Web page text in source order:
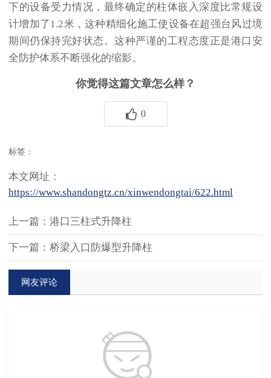
下的设备受力情况，最终确定的柱体嵌入深度比常规设
计增加了1.2米，这种精细化施工使设备在超强台风过境
期间仍保持完好状态。这种严谨的工程态度正是港口安
全防护体系不断强化的缩影。
你觉得这篇文章怎么样？
0
标签：
本文网址：
https://www.shandongtz.cn/xinwendongtai/622.html
上一篇：港口三柱式升降柱
下一篇：桥梁入口防爆型升降柱
网友评论